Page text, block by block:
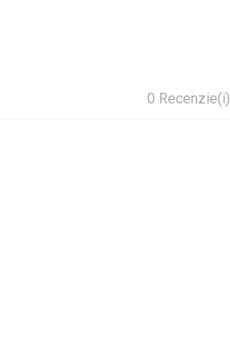
0 Recenzie(i)